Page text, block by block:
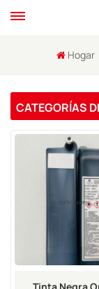
Hogar
CATEGORÍAS